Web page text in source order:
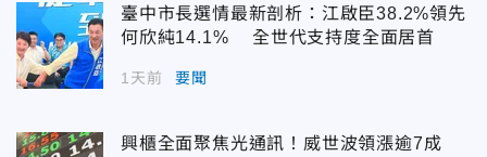
臺中市長選情最新剖析：江啟臣38.2%領先
何欣純14.1% 全世代支持度全面居首
1天前 要聞
興櫃全面聚焦光通訊！威世波領漲逾7成